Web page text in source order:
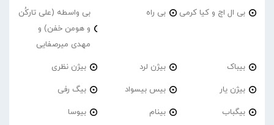
بی ال اچ و کیا کرمی بی راه
بی واسطه (علی تارکُن
و هومن خفن) و
مهدی میرصفایی
بیباک بیژن لرد بیژن نظری
بیژن یار بیس بیسواد بیگ رفی
بیگباب بینام بیوسا